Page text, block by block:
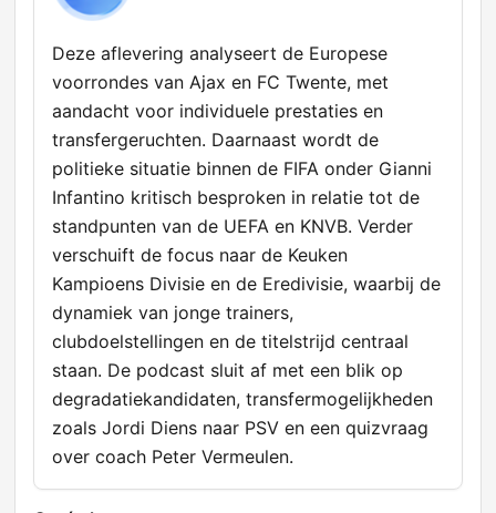
Deze aflevering analyseert de Europese
voorrondes van Ajax en FC Twente, met
aandacht voor individuele prestaties en
transfergeruchten. Daarnaast wordt de
politieke situatie binnen de FIFA onder Gianni
Infantino kritisch besproken in relatie tot de
standpunten van de UEFA en KNVB. Verder
verschuift de focus naar de Keuken
Kampioens Divisie en de Eredivisie, waarbij de
dynamiek van jonge trainers,
clubdoelstellingen en de titelstrijd centraal
staan. De podcast sluit af met een blik op
degradatiekandidaten, transfermogelijkheden
zoals Jordi Diens naar PSV en een quizvraag
over coach Peter Vermeulen.